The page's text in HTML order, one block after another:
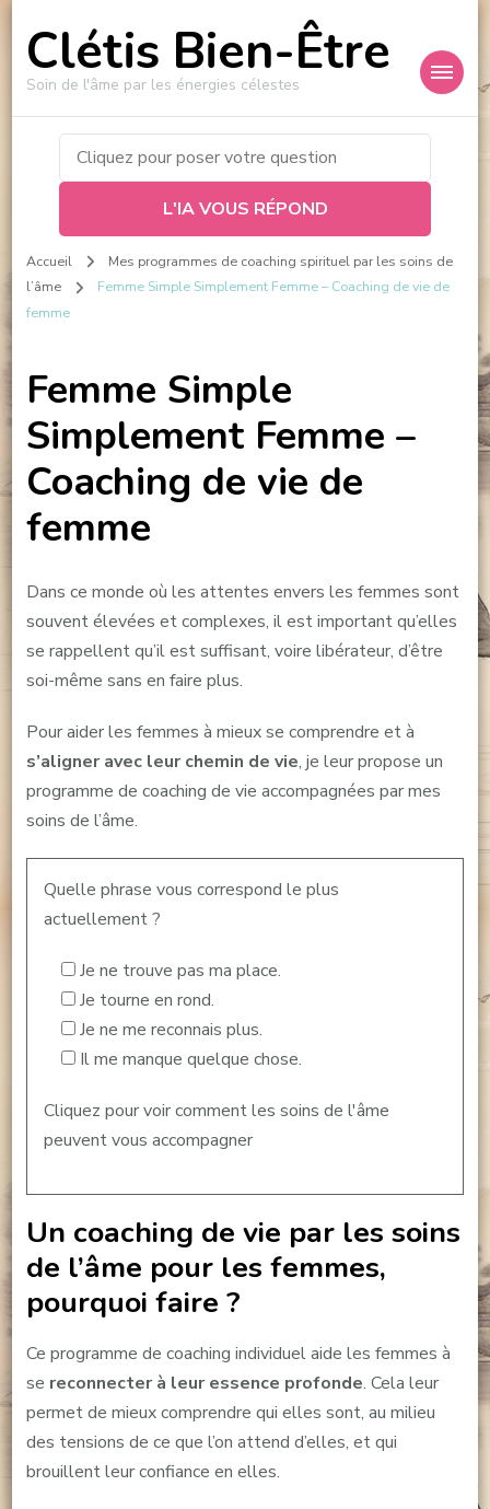
Clétis Bien-Être
Soin de l'âme par les énergies célestes
L'IA VOUS RÉPOND
Accueil
Mes programmes de coaching spirituel par les soins de
l’âme
Femme Simple Simplement Femme – Coaching de vie de
femme
Femme Simple
Simplement Femme –
Coaching de vie de
femme
Dans ce monde où les attentes envers les femmes sont
souvent élevées et complexes, il est important qu’elles
se rappellent qu’il est suffisant, voire libérateur, d’être
soi-même sans en faire plus.
Pour aider les femmes à mieux se comprendre et à
s’aligner avec leur chemin de vie, je leur propose un
programme de coaching de vie accompagnées par mes
soins de l’âme.
Quelle phrase vous correspond le plus
actuellement ?
Je ne trouve pas ma place.
Je tourne en rond.
Je ne me reconnais plus.
Il me manque quelque chose.
Cliquez pour voir comment les soins de l'âme
peuvent vous accompagner
Un coaching de vie par les soins
de l’âme pour les femmes,
pourquoi faire ?
Ce programme de coaching individuel aide les femmes à
se reconnecter à leur essence profonde. Cela leur
permet de mieux comprendre qui elles sont, au milieu
des tensions de ce que l’on attend d’elles, et qui
brouillent leur confiance en elles.